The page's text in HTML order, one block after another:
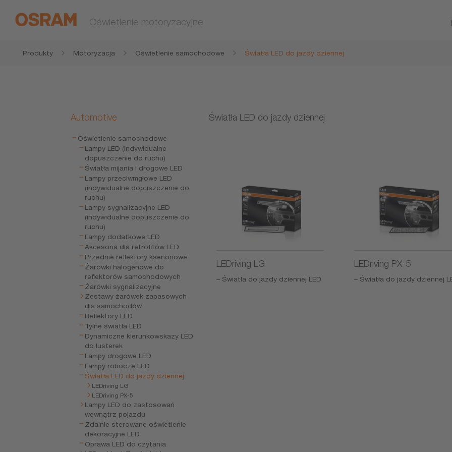
Oświetlenie motoryzacyjne
Produkty Motoryzacja Oświetlenie samochodowe Światła LED do jazdy dziennej
Automotive
Oświetlenie samochodowe
Lampy LED (indywidualne
dopuszczenie do ruchu)
Światła mijania i drogowe LED
Lampy przeciwmgłowe LED
(indywidualne dopuszczenie do
ruchu)
Lampy sygnalizacyjne LED
(indywidualne dopuszczenie do
ruchu)
Lampy dodatkowe LED
Akcesoria dla retrofitów LED
Przednie reflektory ksenonowe
Żarówki halogenowe do
reflektorów samochodowych
Żarówki sygnalizacyjne
Zestawy żarówek zapasowych
dla samochodów
Reflektory LED
Tylne światła LED
Dynamiczne kierunkowskazy LED
do lusterek
Lampy drogowe LED
Lampy robocze LED
Światła LED do jazdy dziennej
LEDriving LG
LEDriving PX-5
Lampy LED do zastosowań
wewnątrz pojazdu
Zdalnie sterowane oświetlenie
dekoracyjne LED
Oprawa LED do czytania
Światła LED do jazdy dziennej
LEDriving LG
– Światła do jazdy dziennej LED
LEDriving PX-5
– Światła do jazdy dziennej